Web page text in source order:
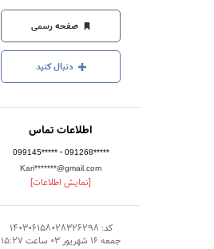
و
روابط
عمومی‌ها
صفحه رسمی
دنبال کنید
اطلاعات تماس
099145***** - 091268*****
Kari*******@gmail.com
[نمایش اطلاعات]
کد: 140306158028326298
جمعه 16 شهریور 03 ساعت 15:27